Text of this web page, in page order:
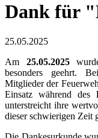
Dank für
25.05.2025
Am 25.05.2025
besonders geehrt.
Mitglieder der
Einsatz während des
unterstreicht ihre
dieser schwierigen Zeit